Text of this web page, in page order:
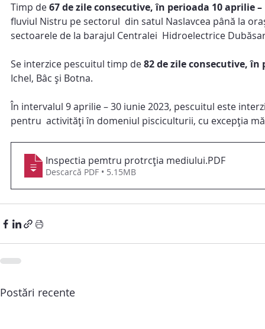
Timp de 67 de zile consecutive, în perioada 10 aprilie –
fluviul Nistru pe sectorul  din satul Naslavcea până la
sectoarele de la barajul Centralei  Hidroelectrice
Se interzice pescuitul timp de 82 de zile consecutive, în
Ichel, Bâc şi Botna.
În intervalul 9 aprilie – 30 iunie 2023, pescuitul este
pentru  activităţi în domeniul pisciculturii, cu excepţia
Inspectia pemtru protrcția mediului.PDF
Descarcă PDF • 5.15MB
Postări recente